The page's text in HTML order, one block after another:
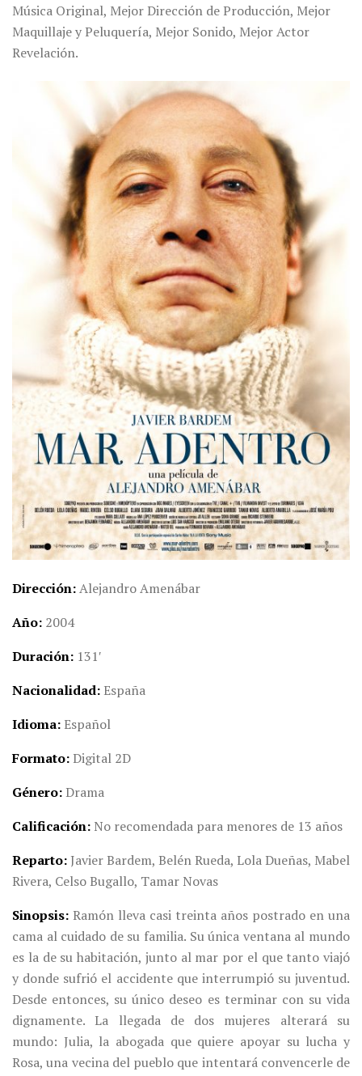
Música Original, Mejor Dirección de Producción, Mejor
Maquillaje y Peluquería, Mejor Sonido, Mejor Actor
Revelación.
Dirección Alejandro Amenábar
Año 2004
Duración 131′
Nacionalidad España
Idioma Español
Formato Digital 2D
Género Drama
Calificación No recomendada para menores de 13 años
Reparto Javier Bardem, Belén Rueda, Lola Dueñas, Mabel
Rivera, Celso Bugallo, Tamar Novas
Sinopsis Ramón lleva casi treinta años postrado en una
cama al cuidado de su familia. Su única ventana al mundo
es la de su habitación, junto al mar por el que tanto viajó
y donde sufrió el accidente que interrumpió su juventud.
Desde entonces, su único deseo es terminar con su vida
dignamente. La llegada de dos mujeres alterará su
mundo: Julia, la abogada que quiere apoyar su lucha y
Rosa, una vecina del pueblo que intentará convencerle de